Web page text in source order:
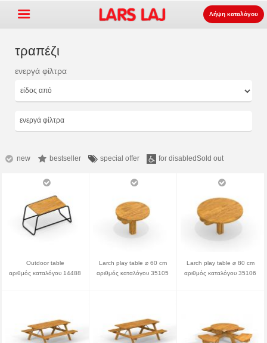
εξοπλισμός παιδότοπων
επιφάνεια +
Σχετικά με εμάς +
Επικοινωνία
Παραγγείλτε τον κατάλογο
Lars Laj on Facebook
Λήψη καταλόγου
τραπέζι
ενεργά φίλτρα
ενεργά φίλτρα
new bestseller special offer for disabledSold out
Outdoor table
αριθμός καταλόγου 14488
Larch play table ⌀ 60 cm
αριθμός καταλόγου 35105
Larch play table ⌀ 80 cm
αριθμός καταλόγου 35106